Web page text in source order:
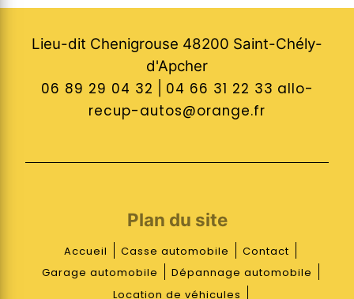
Lieu-dit Chenigrouse 48200 Saint-Chély-
d'Apcher
06 89 29 04 32 04 66 31 22 33 allo-
recup-autos@orange.fr
Plan du site
Accueil Casse automobile
Contact
Garage automobile
Dépannage automobile
Location de véhicules